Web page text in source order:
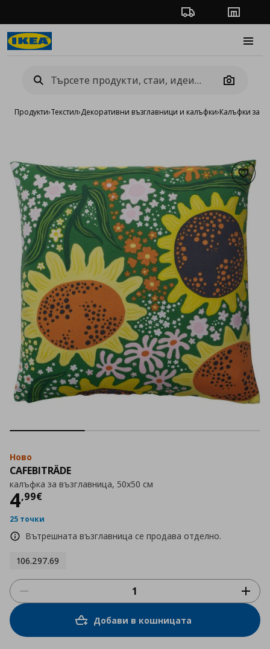
Проследяване на
Camera
Продукти›Текстил›Декоративни възглавници и калъфки›Калъфки за
Ново
CAFEBITRÄDE
калъфка за възглавница, 50x50 см
4,99€
Цена
25 точки
Вътрешната възглавница се продава отделно.
106.297.69
Добави в кошницата